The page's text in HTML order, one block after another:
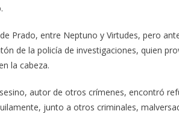
Prado, entre Neptuno y Virtudes, pero
de la policía de investigaciones, quien
la cabeza.
autor de otros crímenes, encontró
junto a otros criminales,